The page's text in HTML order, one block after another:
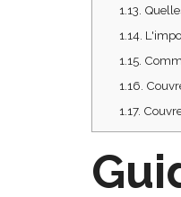
1.13.
1.14.
1.15.
1.16.
1.17.